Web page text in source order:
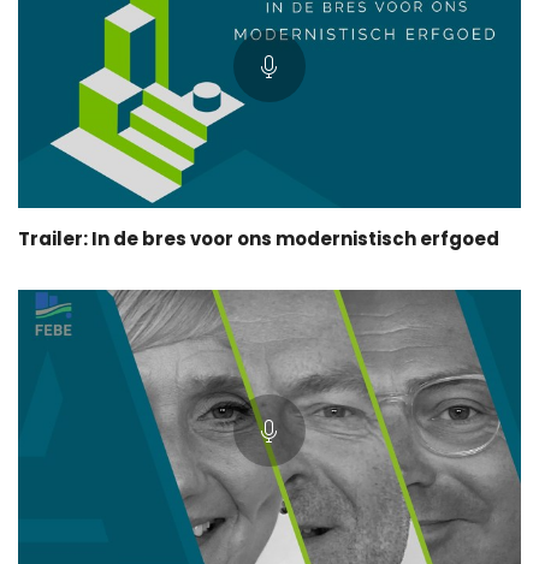
Trailer: In de bres voor ons modernistisch erfgoed